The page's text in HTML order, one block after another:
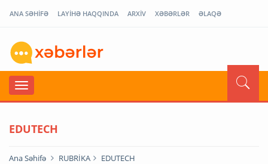
ANA SƏHİFƏ LAYİHƏ HAQQINDA ARXİV XƏBƏRLƏR ƏLAQƏ
EDUTECH
Ana Səhifə RUBRİKA EDUTECH